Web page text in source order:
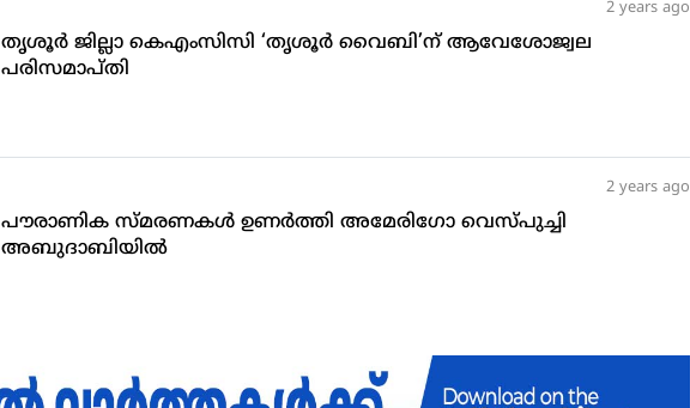
2 years ago
തൃശൂര്‍ ജില്ലാ കെഎംസിസി ‘തൃശൂര്‍ വൈബി’ന് ആവേശോജ്വല
പരിസമാപ്തി
2 years ago
പൗരാണിക സ്മരണകള്‍ ഉണര്‍ത്തി അമേരിഗോ വെസ്പുച്ചി
അബുദാബിയില്‍